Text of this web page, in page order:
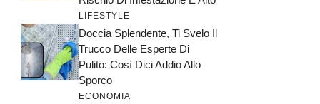
LIFESTYLE
Doccia Splendente, Ti Svelo Il
Trucco Delle Esperte Di
Pulito: Così Dici Addio Allo
Sporco
ECONOMIA